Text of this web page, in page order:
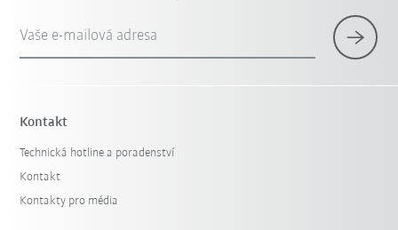
Vaše e-mailová adresa
Kontakt
Technická hotline a poradenství
Kontakt
Kontakty pro média